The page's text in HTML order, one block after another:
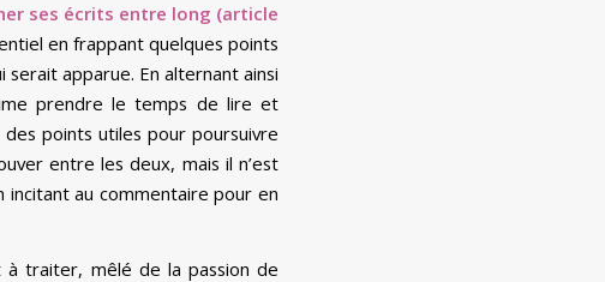
ses écrits entre long (article
en frappant quelques points
apparue. En alternant ainsi
prendre le temps de lire et
points utiles pour poursuivre
entre les deux, mais il n’est
au commentaire pour en
à traiter, mêlé de la passion de